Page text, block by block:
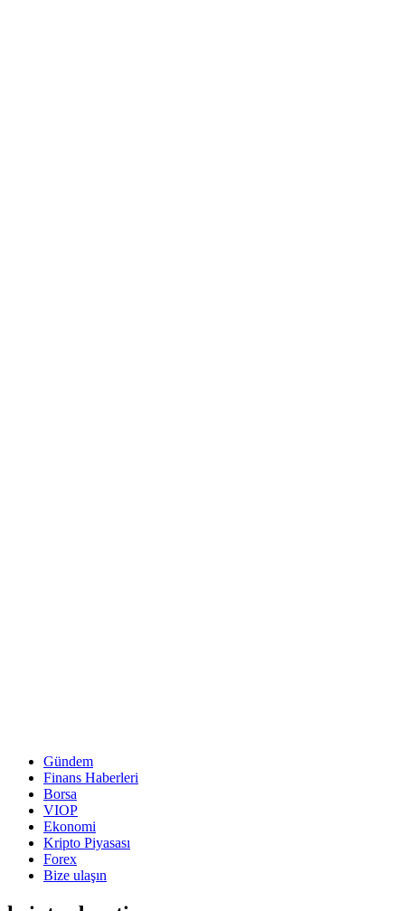
Gündem
Finans Haberleri
Borsa
VIOP
Ekonomi
Kripto Piyasası
Forex
Bize ulaşın